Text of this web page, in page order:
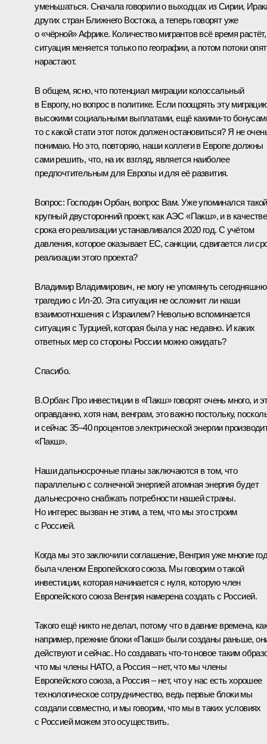
уменьшаться. Сначала говорили о выходцах из Сирии,
других стран Ближнего Востока, а теперь говорят уже
о «чёрной» Африке. Количество мигрантов всё время растёт,
ситуация меняется только по географии, а потом потоки
нарастают.
В общем, ясно, что потенциал миграции колоссальный
в Европу, но вопрос в политике. Если поощрять эту
высокими социальными выплатами, ещё какими‑то
то с какой стати этот поток должен остановиться? Я не
понимаю. Но это, повторяю, наши коллеги в Европе должны
сами решить, что, на их взгляд, является наиболее
предпочтительным для Европы и для её развития.
Вопрос: Господин Орбан, вопрос Вам. Уже упоминался такой
крупный двусторонний проект, как АЭС «Пакш», и в качестве
срока его реализации устанавливался 2020 год. С учётом
давления, которое оказывает ЕС, санкции, сдвигается ли
реализации этого проекта?
Владимир Владимирович, не могу не упомянуть
трагедию с Ил‑20. Эта ситуация не осложнит ли наши
взаимоотношения с Израилем? Невольно вспоминается
ситуация с Турцией, которая была у нас недавно. И каких
ответных мер со стороны России можно ожидать?
Спасибо.
В.Орбан: Про инвестиции в «Пакш» говорят очень много, и
оправданно, хотя нам, венграм, это важно постольку,
и сейчас 35–40 процентов электрической энергии
«Пакш».
Наши дальносрочные планы заключаются в том, что
параллельно с солнечной энергией атомная энергия будет
дальнесрочно снабжать потребности нашей страны.
Но интерес вызван не этим, а тем, что мы это строим
с Россией.
Когда мы это заключили соглашение, Венгрия уже многие
была членом Европейского союза. Мы говорим о такой
инвестиции, которая начинается с нуля, которую член
Европейского союза Венгрия намерена создать с Россией.
Такого ещё никто не делал, потому что в давние времена,
например, прежние блоки «Пакш» были созданы раньше,
действуют и сейчас. Но создавать что‑то новое таким
что мы члены НАТО, а Россия – нет, что мы члены
Европейского союза, а Россия – нет, что у нас есть хорошее
технологическое сотрудничество, ведь первые блоки мы
создали совместно, и мы говорим, что мы в таких условиях
с Россией можем это осуществить.